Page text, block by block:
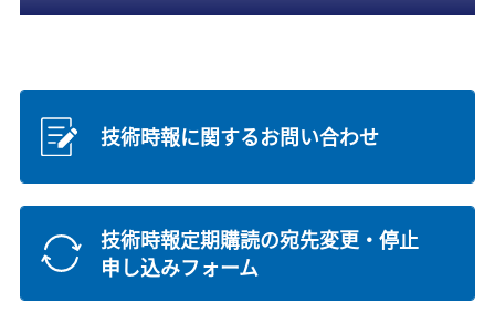
技術時報に関するお問い合わせ
技術時報定期購読の宛先変更・停止
申し込みフォーム